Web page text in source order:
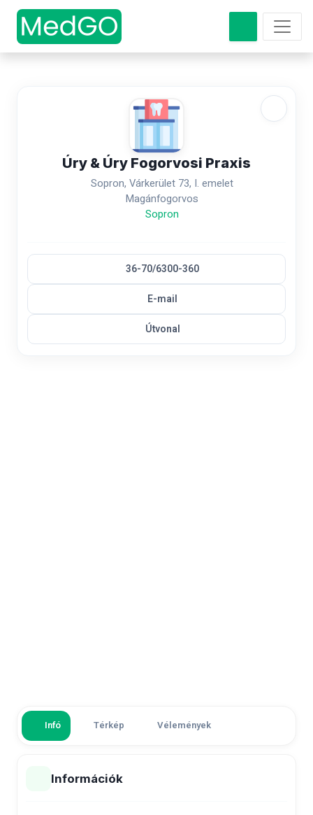
Úry & Úry Fogorvosi Praxis
Sopron, Várkerület 73, I. emelet
Magánfogorvos
Sopron
36-70/6300-360
E-mail
Útvonal
Infó Térkép Vélemények
Információk